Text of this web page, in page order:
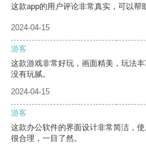
这款app的用户评论非常真实，可以帮
2024-04-15
游客
这款游戏非常好玩，画面精美，玩法
没有玩腻。
2024-04-15
游客
这款办公软件的界面设计非常简洁，
很合理，一目了然。